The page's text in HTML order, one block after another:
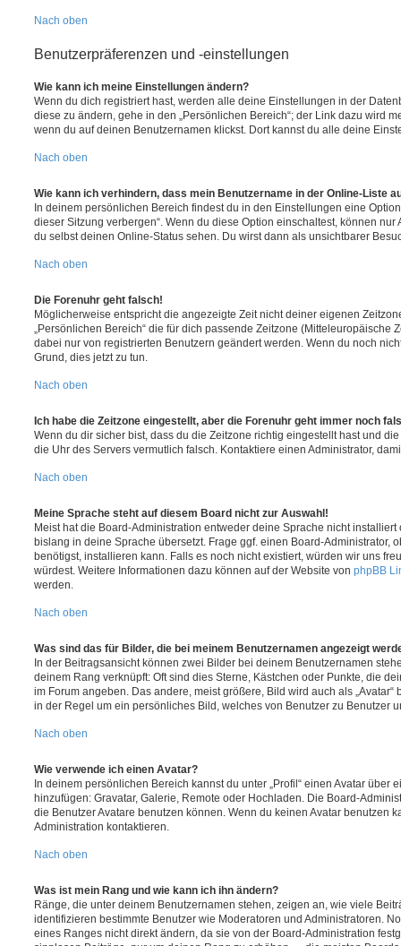
Nach oben
Benutzerpräferenzen und -einstellungen
Wie kann ich meine Einstellungen ändern?
Wenn du dich registriert hast, werden alle deine Einstellungen in der
diese zu ändern, gehe in den „Persönlichen Bereich“; der Link dazu wird
wenn du auf deinen Benutzernamen klickst. Dort kannst du alle deine
Nach oben
Wie kann ich verhindern, dass mein Benutzername in der Online-Liste
In deinem persönlichen Bereich findest du in den Einstellungen eine
dieser Sitzung verbergen“. Wenn du diese Option einschaltest, können
du selbst deinen Online-Status sehen. Du wirst dann als unsichtbarer
Nach oben
Die Forenuhr geht falsch!
Möglicherweise entspricht die angezeigte Zeit nicht deiner eigenen
„Persönlichen Bereich“ die für dich passende Zeitzone (Mitteleuropäische
dabei nur von registrierten Benutzern geändert werden. Wenn du noch
Grund, dies jetzt zu tun.
Nach oben
Ich habe die Zeitzone eingestellt, aber die Forenuhr geht immer noch
Wenn du dir sicher bist, dass du die Zeitzone richtig eingestellt hast und
die Uhr des Servers vermutlich falsch. Kontaktiere einen Administrator,
Nach oben
Meine Sprache steht auf diesem Board nicht zur Auswahl!
Meist hat die Board-Administration entweder deine Sprache nicht
bislang in deine Sprache übersetzt. Frage ggf. einen Board-Administrator,
benötigst, installieren kann. Falls es noch nicht existiert, würden wir uns
würdest. Weitere Informationen dazu können auf der Website von phpBB
werden.
Nach oben
Was sind das für Bilder, die bei meinem Benutzernamen angezeigt
In der Beitragsansicht können zwei Bilder bei deinem Benutzernamen
deinem Rang verknüpft: Oft sind dies Sterne, Kästchen oder Punkte, die
im Forum angeben. Das andere, meist größere, Bild wird auch als
in der Regel um ein persönliches Bild, welches von Benutzer zu Benutzer
Nach oben
Wie verwende ich einen Avatar?
In deinem persönlichen Bereich kannst du unter „Profil“ einen Avatar über
hinzufügen: Gravatar, Galerie, Remote oder Hochladen. Die Board-
die Benutzer Avatare benutzen können. Wenn du keinen Avatar benutzen
Administration kontaktieren.
Nach oben
Was ist mein Rang und wie kann ich ihn ändern?
Ränge, die unter deinem Benutzernamen stehen, zeigen an, wie viele
identifizieren bestimmte Benutzer wie Moderatoren und Administratoren.
eines Ranges nicht direkt ändern, da sie von der Board-Administration